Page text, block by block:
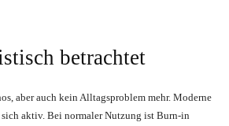
betrachtet
aber auch kein Alltagsproblem mehr. Moderne
aktiv. Bei normaler Nutzung ist Burn-in